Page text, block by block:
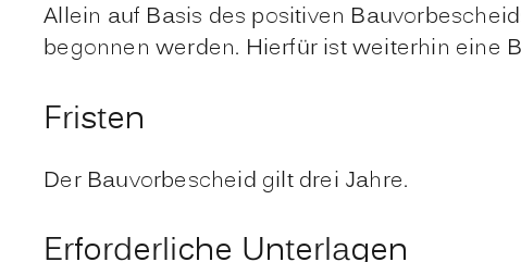
Allein auf Basis des positiven
begonnen werden. Hierfür ist weiterhin eine
Fristen
Der Bauvorbescheid gilt drei Jahre.
Erforderliche Unterlagen